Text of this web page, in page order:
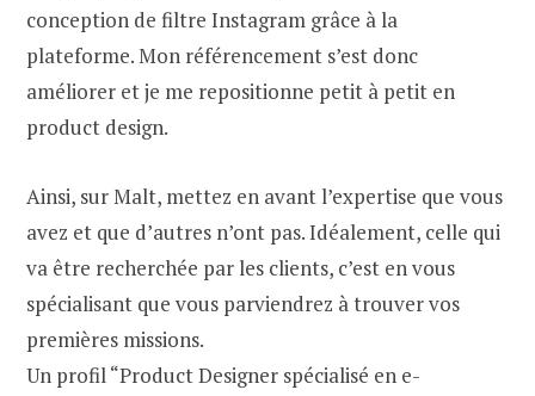
conception de filtre Instagram grâce à la
plateforme. Mon référencement s’est donc
améliorer et je me repositionne petit à petit en
product design.
Ainsi, sur Malt, mettez en avant l’expertise que vous
avez et que d’autres n’ont pas. Idéalement, celle qui
va être recherchée par les clients, c’est en vous
spécialisant que vous parviendrez à trouver vos
premières missions.
Un profil “Product Designer spécialisé en e-